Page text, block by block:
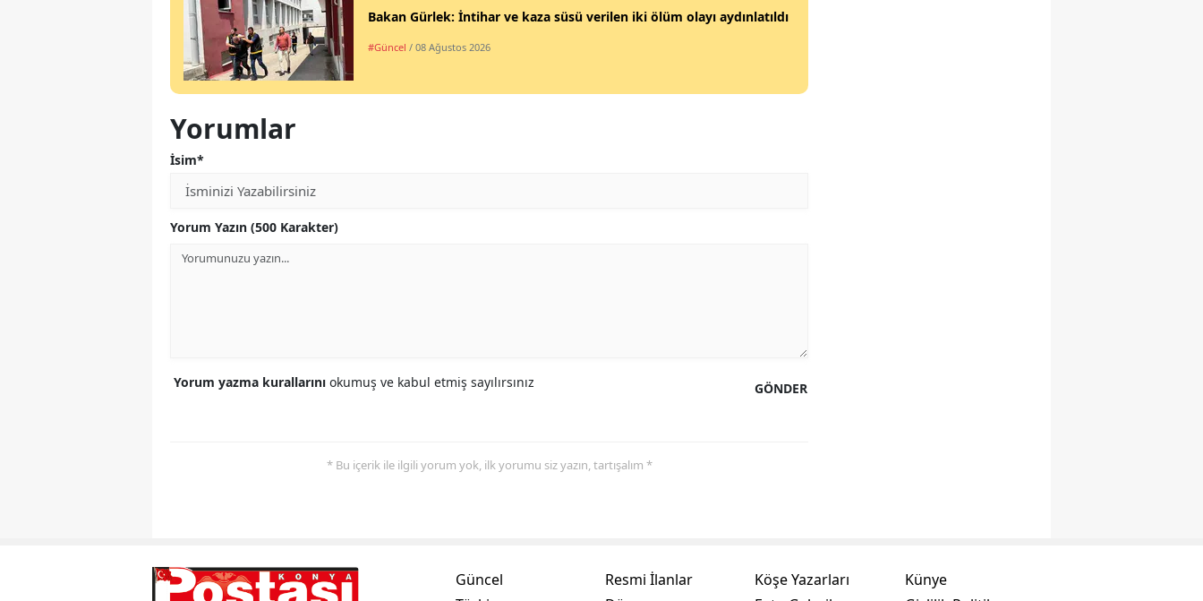
Muş
Bakan Gürlek: İntihar ve kaza süsü verilen iki ölüm olayı aydınlatıldı
#Güncel / 08 Ağustos 2026
Yorumlar
İsim*
Yorum Yazın (500 Karakter)
GÖNDER
Yorum yazma kurallarını okumuş ve kabul etmiş sayılırsınız
* Bu içerik ile ilgili yorum yok, ilk yorumu siz yazın, tartışalım *
Güncel
Resmi İlanlar
Köşe Yazarları
Künye